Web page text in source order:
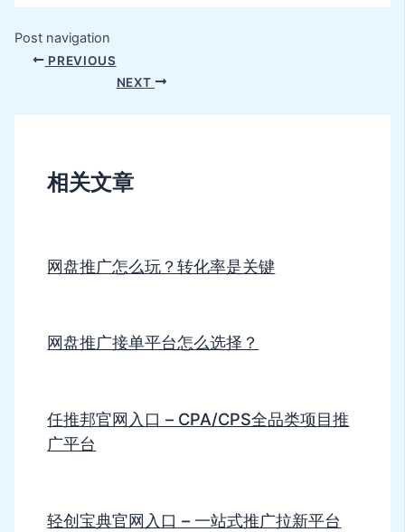
Post navigation
PREVIOUS
NEXT
相关文章
网盘推广怎么玩？转化率是关键
网盘推广接单平台怎么选择？
任推邦官网入口 – CPA/CPS全品类项目推
广平台
轻创宝典官网入口 – 一站式推广拉新平台